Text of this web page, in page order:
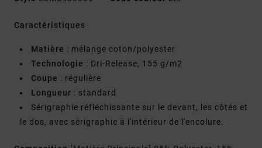
Caractéristiques
Matière : mélange coton/polyester
Technologie : Dri-Release, 155 g/m2
Coupe : régulière
Longueur : standard
Sérigraphie réfléchissante sur le devant, les côtés et
le dos, avec sérigraphie à l'intérieur de l'encolure.